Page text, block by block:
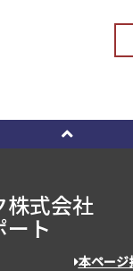
株式会社
ト
本ページ